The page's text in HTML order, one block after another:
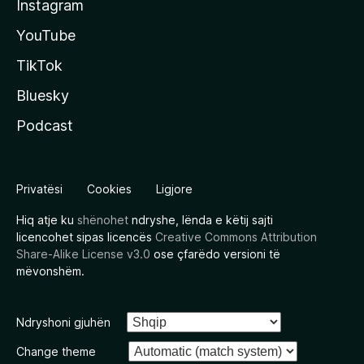
Instagram
YouTube
TikTok
Bluesky
Podcast
Privatësi Cookies Ligjore
Hiq atje ku shënohet ndryshe, lënda e këtij sajti
licencohet sipas licencës Creative Commons Attribution
Share-Alike License v3.0 ose çfarëdo versioni të
mëvonshëm.
Ndryshoni gjuhën
Change theme